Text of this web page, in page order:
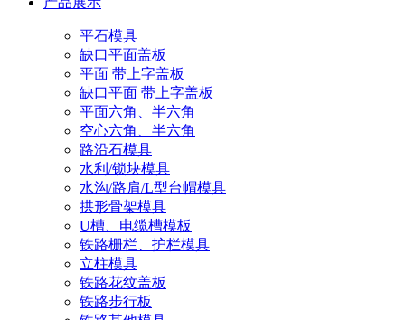
平石模具
缺口平面盖板
平面 带上字盖板
缺口平面 带上字盖板
平面六角、半六角
空心六角、半六角
路沿石模具
水利/锁块模具
水沟/路肩/L型台帽模具
拱形骨架模具
U槽、电缆槽模板
铁路栅栏、护栏模具
立柱模具
铁路花纹盖板
铁路步行板